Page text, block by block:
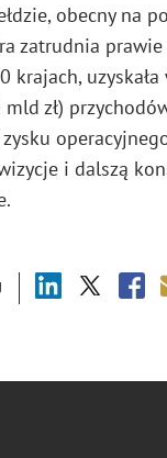
obecny na
zatrudnia
krajach, uzyskała
mld zł)
zysku
i dalszą